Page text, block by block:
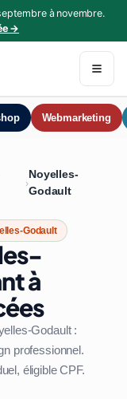
à novembre.
→
Webmarketing
›
Noyelles-
Godault
Godault
à
Godault :
professionnel.
éligible CPF.